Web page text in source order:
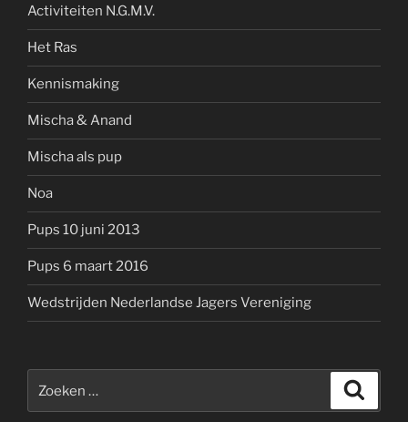
Activiteiten N.G.M.V.
Het Ras
Kennismaking
Mischa & Anand
Mischa als pup
Noa
Pups 10 juni 2013
Pups 6 maart 2016
Wedstrijden Nederlandse Jagers Vereniging